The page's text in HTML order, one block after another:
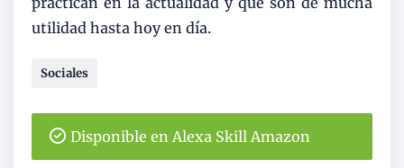
utilidad hasta hoy en día.
Sociales
Disponible en Alexa Skill Amazon